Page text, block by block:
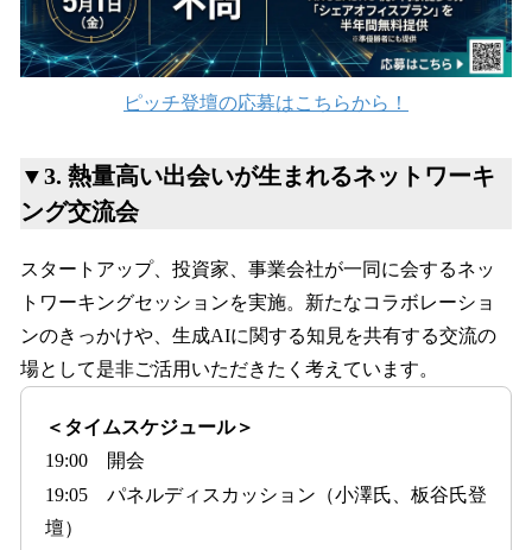
ピッチ登壇の応募はこちらから！
▼3. 熱量高い出会いが生まれるネットワーキ
ング交流会
スタートアップ、投資家、事業会社が一同に会するネッ
トワーキングセッションを実施。新たなコラボレーショ
ンのきっかけや、生成AIに関する知見を共有する交流の
場として是非ご活用いただきたく考えています。
＜タイムスケジュール＞
19:00 開会
19:05 パネルディスカッション（小澤氏、板谷氏登
壇）